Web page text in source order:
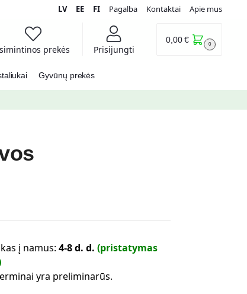
LV EE FI Pagalba Kontaktai Apie mus
prekės Prisijungti
0,00€ 0
Gyvūnų prekės
į namus:4-8 d. d. (pristatymas
yra preliminarūs.